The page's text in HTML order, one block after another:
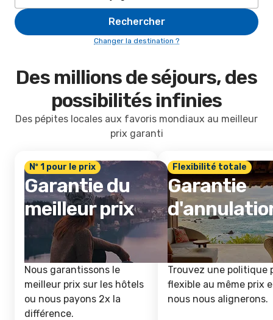
Rechercher
Changer la destination ?
Des millions de séjours, des
possibilités infinies
Des pépites locales aux favoris mondiaux au meilleur
prix garanti
Nº 1 pour le prix
Garantie du
meilleur prix
Nous garantissons le
meilleur prix sur les hôtels
ou nous payons 2x la
différence.
Flexibilité totale
Garantie
Trouvez une politique
flexible au même prix
nous nous alignerons.